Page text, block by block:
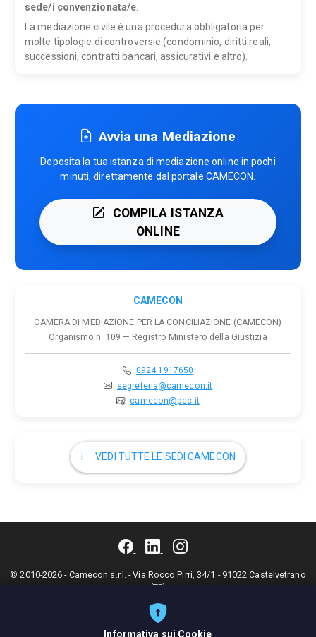
sede/i convenzionata/e
La mediazione civile è una procedura obbligatoria per
molte tipologie di controversie (condominio, diritti reali,
successioni, contratti bancari, assicurativi e altro).
Avvia una Mediazione
Deposita la tua istanza di mediazione online in pochi
minuti, direttamente dal portale CAMECON.
COMPILA ISTANZA
ONLINE
CAMECON
CAMERA DI MEDIAZIONE PER LA CONCILIAZIONE (CAMECON)
Organismo n. 109 — Registro Ministero della Giustizia
0924 1917650
segreteria@camecon.it
camecon@pec.it
VEDI TUTTE LE SEDI CAMECON
© 2010-2026 - Camecon s.r.l. - Via Rocco Pirri, 34/1 - 91022 Castelvetrano
(TP)
Codice fiscale: 90017090813 - P.IVA: 02392910812 - Cod. Destinatario:
KRRH6B9 - Tel. 0924 1917650 - Fax 0924 1916950 - Email:
segreteria@camecon.it
- PEC: camecon@pec.it
Informativa sui Cookie